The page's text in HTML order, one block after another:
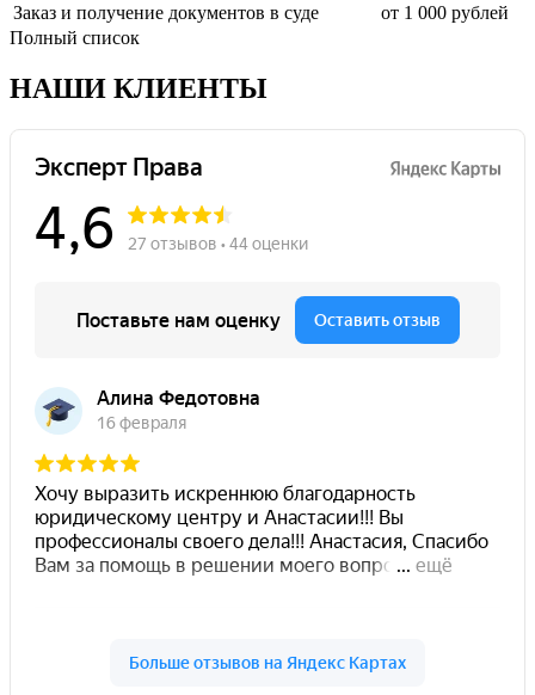
Заказ и получение документов в суде
от 1 000 рублей
Полный список
НАШИ КЛИЕНТЫ